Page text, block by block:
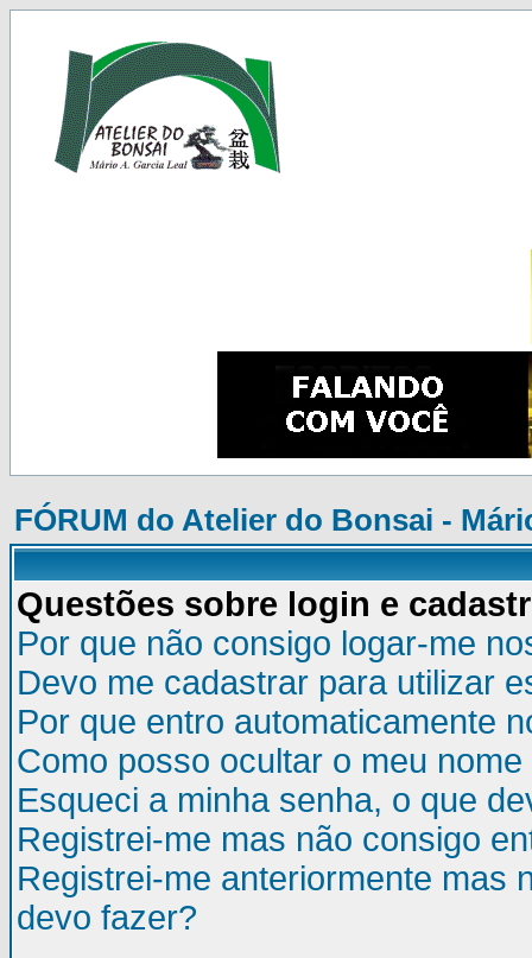
FÓRUM do Atelier do Bonsai -
Questões sobre login e
Por que não consigo logar-me
Devo me cadastrar para utilizar
Por que entro automaticamente
Como posso ocultar o meu
Esqueci a minha senha, o que
Registrei-me mas não consigo
Registrei-me anteriormente mas
devo fazer?